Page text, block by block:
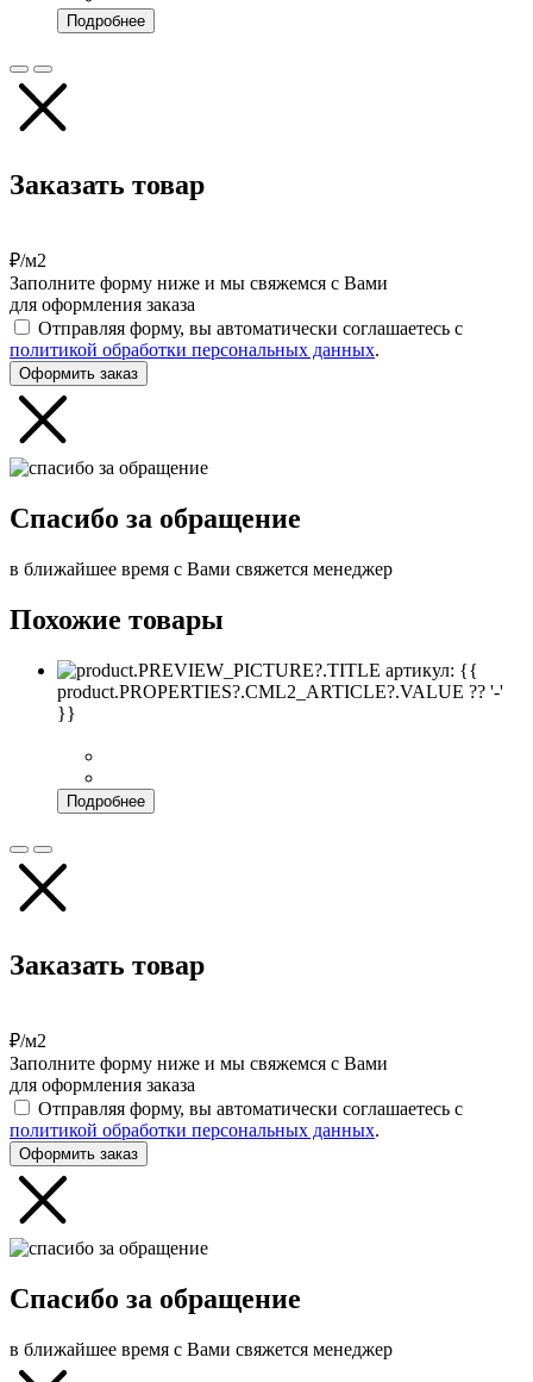
Подробнее
Заказать товар
₽/м2
Заполните форму ниже и мы свяжемся с Вами
для оформления заказа
Отправляя форму, вы автоматически соглашаетесь с
политикой обработки персональных данных.
Оформить заказ
Спасибо за обращение
в ближайшее время с Вами свяжется менеджер
Похожие товары
артикул: {{
product.PROPERTIES?.CML2_ARTICLE?.VALUE ?? '-'
}}
Подробнее
Заказать товар
₽/м2
Заполните форму ниже и мы свяжемся с Вами
для оформления заказа
Отправляя форму, вы автоматически соглашаетесь с
политикой обработки персональных данных.
Оформить заказ
Спасибо за обращение
в ближайшее время с Вами свяжется менеджер